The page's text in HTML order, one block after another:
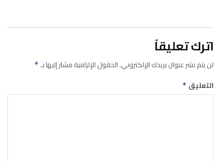
اترك تعليقاً
لن يتم نشر عنوان بريدك الإلكتروني.الحقول الإلزامية مشار إليها بـ*
التعليق *